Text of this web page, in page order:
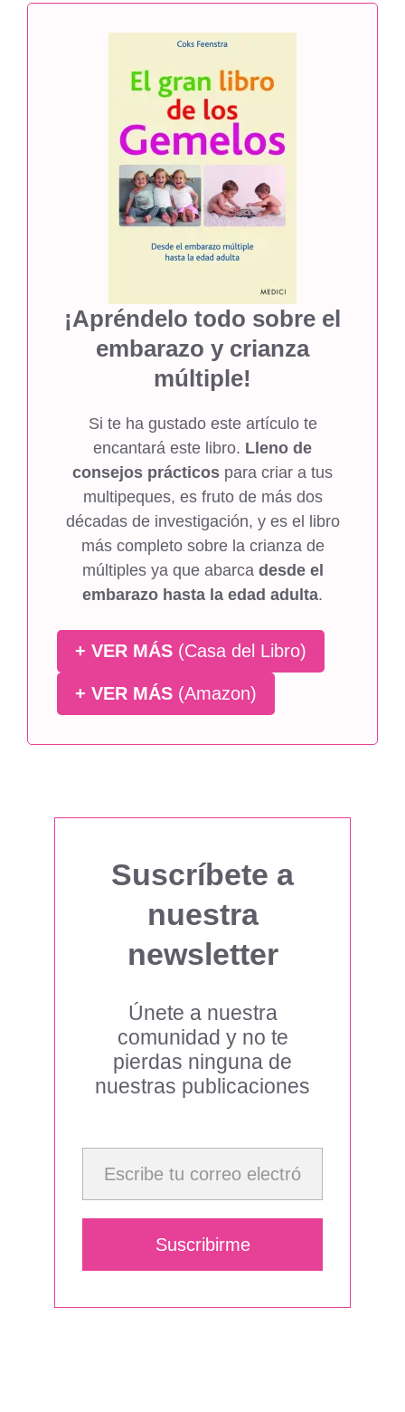
¡Apréndelo todo sobre el
embarazo y crianza
múltiple!
Si te ha gustado este artículo te
encantará este libro. Lleno de
consejos prácticos para criar a tus
multipeques, es fruto de más dos
décadas de investigación, y es el libro
más completo sobre la crianza de
múltiples ya que abarca desde el
embarazo hasta la edad adulta.
+ VER MÁS (Casa del Libro)
+ VER MÁS (Amazon)
Suscríbete a
nuestra
newsletter
Únete a nuestra
comunidad y no te
pierdas ninguna de
nuestras publicaciones
Escribe tu correo electrónico…
Suscribirme